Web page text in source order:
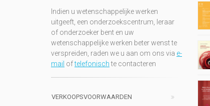
Indien u wetenschappelijke werken
uitgeeft, een onderzoekscentrum, leraar
of onderzoeker bent en uw
wetenschappelijke werken beter wenst te
verspreiden, raden we u aan om ons via e-
mail oftelefonischte contacteren
VERKOOPSVOORWAARDEN